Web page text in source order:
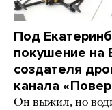
Под
покушение на
создателя
канала
Он выжил, но